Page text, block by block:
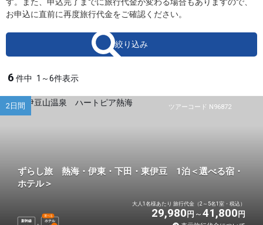
お申込に直前に再度旅行代金をご確認ください。
絞り込み
6 件中 1～6件表示
ツアーコード N96872
2日間
ずらし旅 熱海・伊東・下田・東伊豆 1泊＜選べる宿・
ホテル＞
新幹線 ホテル
選べる
大人1名様あたり 旅行代金（2～5名1室・税込）
29,980 円 41,800 円